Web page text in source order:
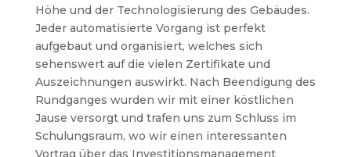
Höhe und der Technologisierung des Gebäudes.
Jeder automatisierte Vorgang ist perfekt
aufgebaut und organisiert, welches sich
sehenswert auf die vielen Zertifikate und
Auszeichnungen auswirkt. Nach Beendigung des
Rundganges wurden wir mit einer köstlichen
Jause versorgt und trafen uns zum Schluss im
Schulungsraum, wo wir einen interessanten
Vortrag über das Investitionsmanagement